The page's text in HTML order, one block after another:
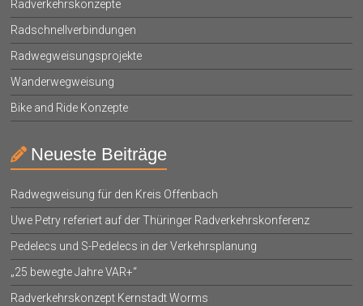
Radverkehrskonzepte
Radschnellverbindungen
Radwegweisungsprojekte
Wanderwegweisung
Bike and Ride Konzepte
Neueste Beiträge
Radwegweisung für den Kreis Offenbach
Uwe Petry referiert auf der Thüringer Radverkehrskonferenz
Pedelecs und S-Pedelecs in der Verkehrsplanung
„25 bewegte Jahre VAR+“
Radverkehrskonzept Kernstadt Worms